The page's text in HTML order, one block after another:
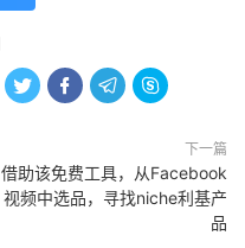
   
下一篇
借助该免费工具，从Facebook
视频中选品，寻找niche利基产
品